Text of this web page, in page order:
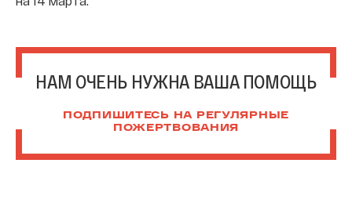
НАМ ОЧЕНЬ НУЖНА ВАША ПОМОЩЬ
ПОДПИШИТЕСЬ НА РЕГУЛЯРНЫЕ
ПОЖЕРТВОВАНИЯ